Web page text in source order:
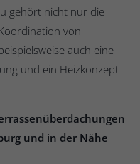
gehört nicht nur die
von
auch eine
und ein Heizkonzept
und in der Nähe